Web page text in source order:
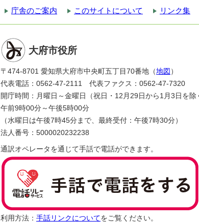
庁舎のご案内 このサイトについて リンク集
大府市役所
〒474-8701 愛知県大府市中央町五丁目70番地（地図 ）
代表電話：0562-47-2111 代表ファクス：0562-47-7320
開庁時間：月曜日～金曜日（祝日・12月29日から1月3日を除
午前9時00分～午後5時00分
（水曜日は午後7時45分まで、最終受付：午後7時30分）
法人番号：5000020232238
通訳オペレータを通じて手話で電話ができます。
利用方法： 手話リンクについてをご覧ください。